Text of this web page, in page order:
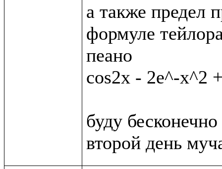
а также предел
формуле
пеано
cos2x - 2e^-x^2
буду